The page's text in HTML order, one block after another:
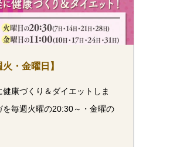
・金曜日】
康づくり＆ダイエットしま
を毎週火曜の20:30～・金曜の